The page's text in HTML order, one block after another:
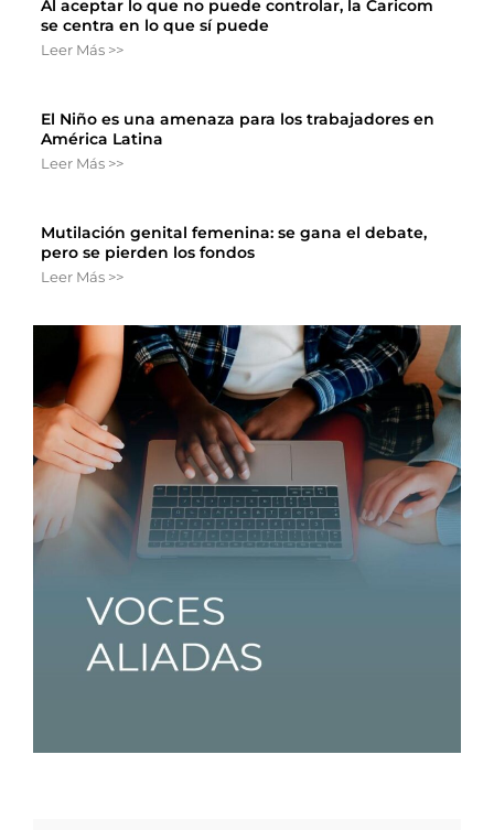
Al aceptar lo que no puede controlar, la Caricom
se centra en lo que sí puede
Leer Más >>
El Niño es una amenaza para los trabajadores en
América Latina
Leer Más >>
Mutilación genital femenina: se gana el debate,
pero se pierden los fondos
Leer Más >>